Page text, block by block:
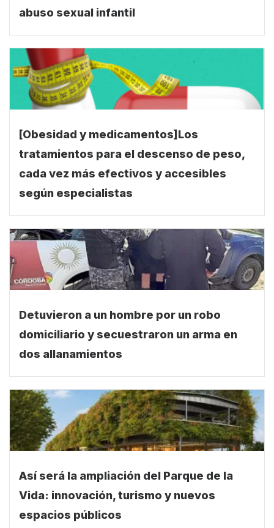
abuso sexual infantil
[Obesidad y medicamentos]Los
tratamientos para el descenso de peso,
cada vez más efectivos y accesibles
según especialistas
Detuvieron a un hombre por un robo
domiciliario y secuestraron un arma en
dos allanamientos
Así será la ampliación del Parque de la
Vida: innovación, turismo y nuevos
espacios públicos